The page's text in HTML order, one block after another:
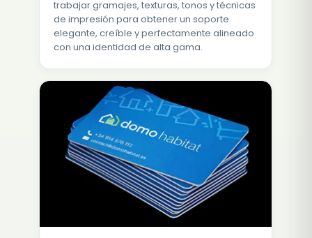
trabajar gramajes, texturas, tonos y técnicas
de impresión para obtener un soporte
elegante, creíble y perfectamente alineado
con una identidad de alta gama.